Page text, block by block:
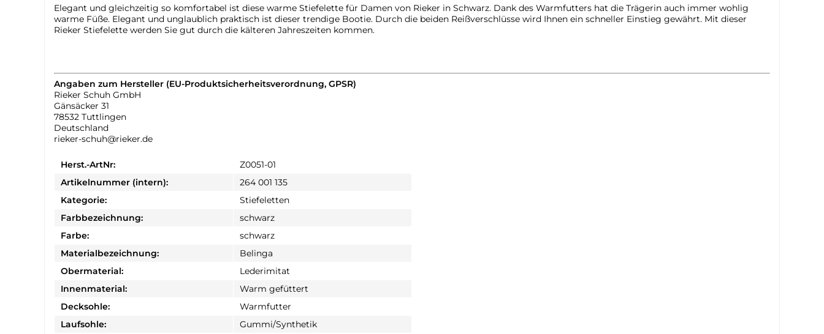
Elegant und gleichzeitig so komfortabel ist diese warme Stiefelette für Damen von Rieker in Schwarz. Dank des Warmfutters hat die Trägerin auch immer wohlig
warme Füße. Elegant und unglaublich praktisch ist dieser trendige Bootie. Durch die beiden Reißverschlüsse wird Ihnen ein schneller Einstieg gewährt. Mit dieser
Rieker Stiefelette werden Sie gut durch die kälteren Jahreszeiten kommen.
Angaben zum Hersteller (EU-Produktsicherheitsverordnung, GPSR)
Rieker Schuh GmbH
Gänsäcker 31
78532 Tuttlingen
Deutschland
rieker-schuh@rieker.de
Herst.-ArtNr:
Z0051-01
Artikelnummer (intern):
264 001 135
Kategorie:
Stiefeletten
Farbbezeichnung:
schwarz
Farbe:
schwarz
Materialbezeichnung:
Belinga
Obermaterial:
Lederimitat
Innenmaterial:
Warm gefüttert
Decksohle:
Warmfutter
Laufsohle:
Gummi/Synthetik